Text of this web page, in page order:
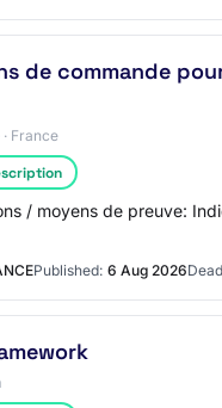
de commande
France
/ moyens de preuve:
Published: 6 Aug 2026